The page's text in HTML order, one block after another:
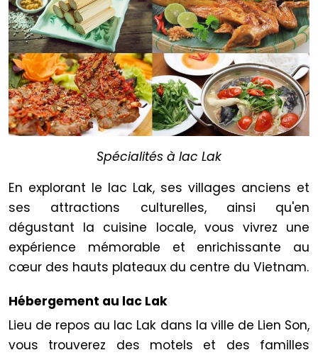
Spécialités à lac Lak
En explorant le lac Lak, ses villages anciens et
ses attractions culturelles, ainsi qu'en
dégustant la cuisine locale, vous vivrez une
expérience mémorable et enrichissante au
cœur des hauts plateaux du centre du Vietnam.
Hébergement au lac Lak
Lieu de repos au lac Lak dans la ville de Lien Son,
vous trouverez des motels et des familles